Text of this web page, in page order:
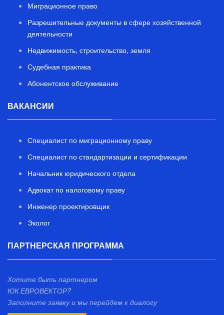
Миграционное право
Разрешительные документы в сфере хозяйственной
деятельности
Недвижимость, строительство, земля
Судебная практика
Абонентское обслуживание
ВАКАНСИИ
Специалист по миграционному праву
Специалист по стандартизации и сертификации
Начальник юридического отдела
Адвокат по налоговому праву
Инженер проектировщик
Эколог
ПАРТНЕРСКАЯ ПРОГРАММА
Хотите быть партнером
ЮК ЕВРОВЕКТОР?
Заполните заявку и мы перейдем к диалогу